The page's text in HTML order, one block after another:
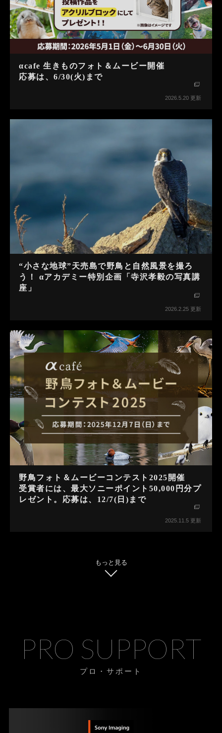
αcafe 生きものフォト＆ムービー開催
応募は、6/30(火)まで
2026.5.20 更新
“小さな地球”天売島で野鳥と自然風景を撮ろ
う！ αアカデミー特別企画「寺沢孝毅の写真講
座」
2026.2.25 更新
野鳥フォト＆ムービーコンテスト2025開催
受賞者には、最大ソニーポイント50,000円分プ
レゼント。応募は、12/7(日)まで
2025.11.5 更新
もっと見る
PRO SUPPORT
プロ・サポート